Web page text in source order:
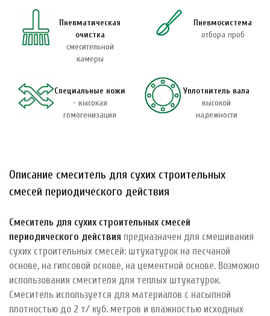
Пневматическая
очистка
смесительной
камеры
Пневмосистема
отбора проб
Специальные ножи
- высокая
гомогенизация
Уплотнитель вала
высокой
надежности
Описание смеситель для сухих строительных
смесей периодического действия
Смеситель для сухих строительных смесей
периодического действия предназначен для смешивания
сухих строительных смесей: штукатурок на песчаной
основе, на гипсовой основе, на цементной основе. Возможно
использования смесителя для теплых штукатурок.
Смеситель используется для материалов с насыпной
плотностью до 2 т/ куб. метров и влажностью исходных